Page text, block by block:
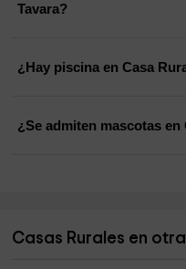
Tavara?
¿Hay piscina en Casa
¿Se admiten mascotas en
Casas Rurales en